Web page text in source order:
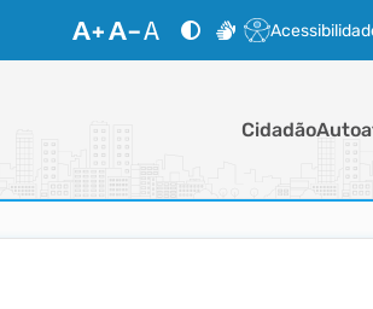
Cidadão